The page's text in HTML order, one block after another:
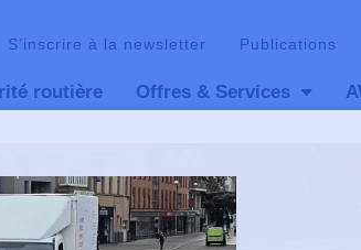
S’inscrire à la newsletter Publications
routière Offres & Services